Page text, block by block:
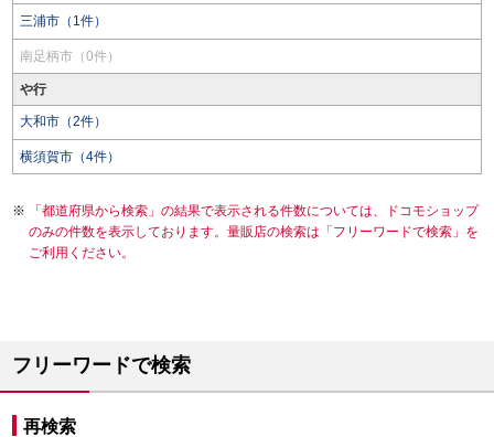
三浦市（1件）
南足柄市（0件）
や行
大和市（2件）
横須賀市（4件）
「都道府県から検索」の結果で表示される件数については、ドコモショップ
のみの件数を表示しております。量販店の検索は「フリーワードで検索」を
ご利用ください。
フリーワードで検索
再検索